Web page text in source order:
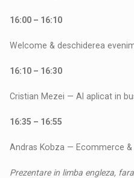
16:00 – 16:10
Welcome & deschiderea
16:10 – 16:30
Cristian Mezei — AI aplicat in
16:35 – 16:55
Andras Kobza — Ecommerce
Prezentare in limba engleza,